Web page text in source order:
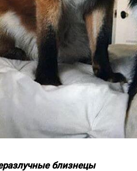
близнецы